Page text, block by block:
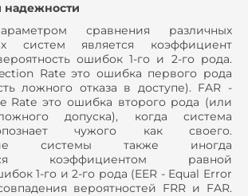
сравнения различных
систем является коэффициент
ошибок 1-го и 2-го рода.
Rate это ошибка первого рода
ложного отказа в доступе). FAR -
Rate это ошибка второго рода (или
допуска), когда система
чужого как своего.
системы также иногда
коэффициентом равной
1-го и 2-го рода (EER - Equal Error
вероятностей FRR и FAR.